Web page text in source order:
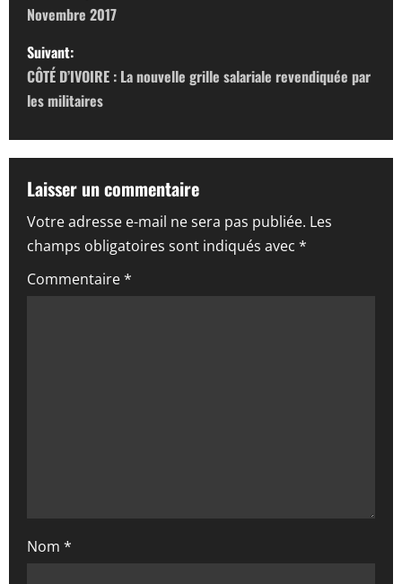
v
i
g
a
t
i
o
n
c
Novembre 2017
Suivant:
CÔTÉ D’IVOIRE : La nouvelle grille salariale revendiquée par
les militaires
Laisser un commentaire
Votre adresse e-mail ne sera pas publiée. Les
champs obligatoires sont indiqués avec *
Commentaire*
Nom *